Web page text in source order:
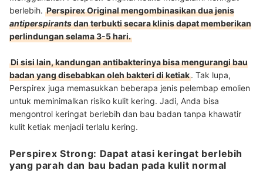
berlebih. Perspirex Original mengombinasikan dua jenis
antiperspirantsdan terbukti secara klinis dapat memberikan
perlindungan selama 3-5 hari.
Di sisi lain, kandungan antibakterinya bisa mengurangi bau
badan yang disebabkan oleh bakteri di ketiak. Tak lupa,
Perspirex juga memasukkan beberapa jenis pelembap emolien
untuk meminimalkan risiko kulit kering. Jadi, Anda bisa
mengontrol keringat berlebih dan bau badan tanpa khawatir
kulit ketiak menjadi terlalu kering.
Perspirex Strong: Dapat atasi keringat berlebih
yang parah dan bau badan pada kulit normal